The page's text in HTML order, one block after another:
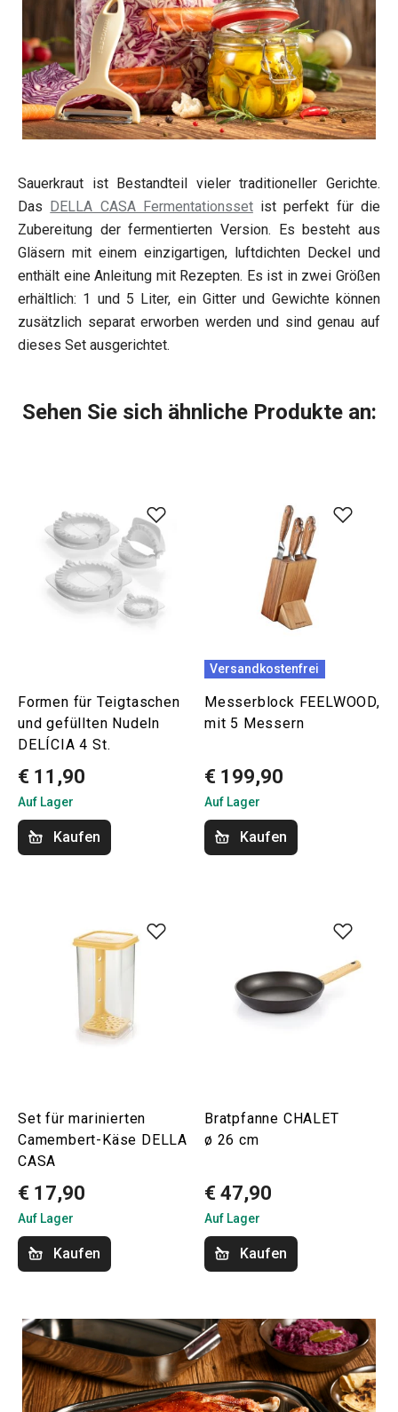
Sauerkraut ist Bestandteil vieler traditioneller Gerichte.
Das DELLA CASA Fermentationssetist perfekt für die
Zubereitung der fermentierten Version. Es besteht aus
Gläsern mit einem einzigartigen, luftdichten Deckel und
enthält eine Anleitung mit Rezepten. Es ist in zwei Größen
erhältlich: 1 und 5 Liter, ein Gitter und Gewichte können
zusätzlich separat erworben werden und sind genau auf
dieses Set ausgerichtet.
Sehen Sie sich ähnliche Produkte an:
Formen für Teigtaschen
und gefüllten Nudeln
DELÍCIA 4 St.
€ 11,90
Auf Lager
Kaufen
Versandkostenfrei
Messerblock FEELWOOD,
mit 5 Messern
€ 199,90
Auf Lager
Kaufen
Set für marinierten
Camembert-Käse DELLA
CASA
€ 17,90
Auf Lager
Kaufen
Bratpfanne CHALET
ø 26 cm
€ 47,90
Auf Lager
Kaufen